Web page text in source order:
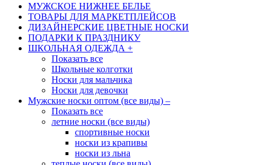
МУЖСКОЕ НИЖНЕЕ БЕЛЬЕ
ТОВАРЫ ДЛЯ МАРКЕТПЛЕЙСОВ
ДИЗАЙНЕРСКИЕ ЦВЕТНЫЕ НОСКИ
ПОДАРКИ К ПРАЗДНИКУ
ШКОЛЬНАЯ ОДЕЖДА +
Показать все
Школьные колготки
Носки для мальчика
Носки для девочки
Мужские носки оптом (все виды) –
Показать все
летние носки (все виды)
спортивные носки
носки из крапивы
носки из льна